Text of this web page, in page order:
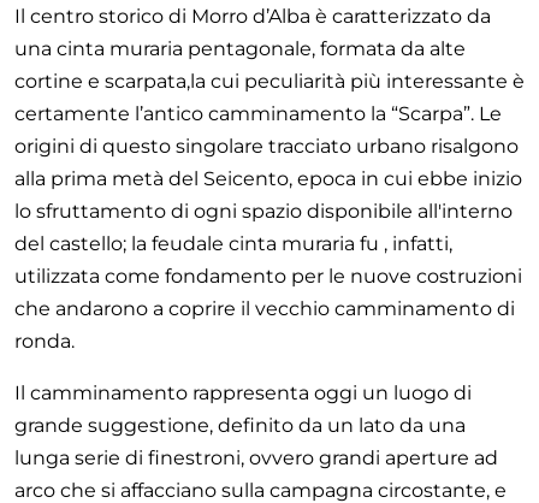
Il centro storico di Morro d’Alba è caratterizzato da
una cinta muraria pentagonale, formata da alte
cortine e scarpata,la cui peculiarità più interessante è
certamente l’antico camminamento la “Scarpa”. Le
origini di questo singolare tracciato urbano risalgono
alla prima metà del Seicento, epoca in cui ebbe inizio
lo sfruttamento di ogni spazio disponibile all'interno
del castello; la feudale cinta muraria fu , infatti,
utilizzata come fondamento per le nuove costruzioni
che andarono a coprire il vecchio camminamento di
ronda.
Il camminamento rappresenta oggi un luogo di
grande suggestione, definito da un lato da una
lunga serie di finestroni, ovvero grandi aperture ad
arco che si affacciano sulla campagna circostante, e